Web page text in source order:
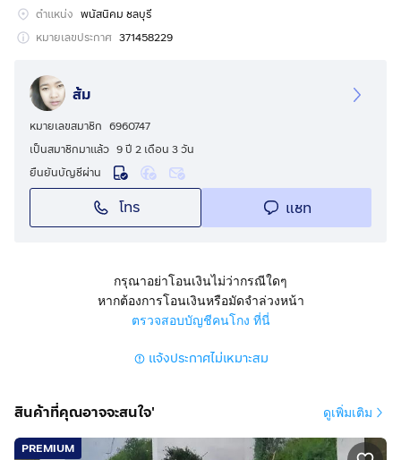
ตำแหน่ง พนัสนิคม ชลบุรี
หมายเลขประกาศ 371458229
ส้ม
หมายเลขสมาชิก 6960747
เป็นสมาชิกมาแล้ว 9 ปี 2 เดือน 3 วัน
ยืนยันบัญชีผ่าน
โทร แชท
กรุณาอย่าโอนเงินไม่ว่ากรณีใดๆ
หากต้องการโอนเงินหรือมัดจำล่วงหน้า
ตรวจสอบบัญชีคนโกง ที่นี่
แจ้งประกาศไม่เหมาะสม
สินค้าที่คุณอาจจะสนใจ' ดูเพิ่มเติม
PREMIUM